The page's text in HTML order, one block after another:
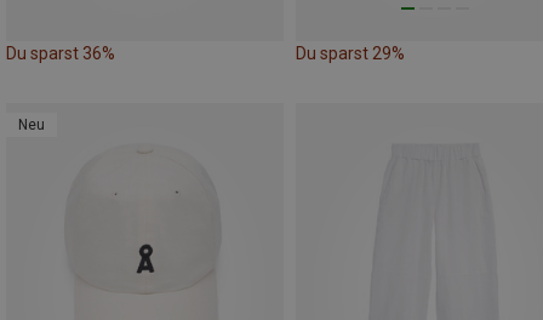
Du sparst 36% Du sparst 29%
Neu